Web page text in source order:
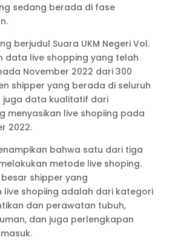
sedang berada di fase
berjudul Suara UKM Negeri Vol.
data live shopping yang telah
November 2022 dari 300
shipper yang berada di seluruh
juga data kualitatif dari
menyasikan live shopiing pada
2022.
bahwa satu dari tiga
metode live shoping.
shipper yang
live shopiing adalah dari kategori
dan perawatan tubuh,
dan juga perlengkapan